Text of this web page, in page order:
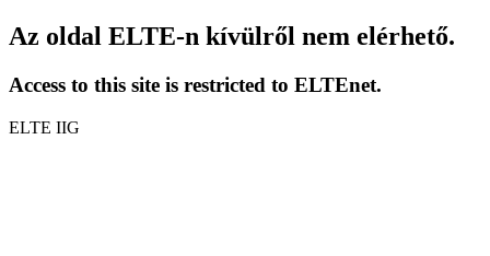
Az oldal ELTE-n kívülről nem elérhető.
Access to this site is restricted to ELTEnet.
ELTE IIG